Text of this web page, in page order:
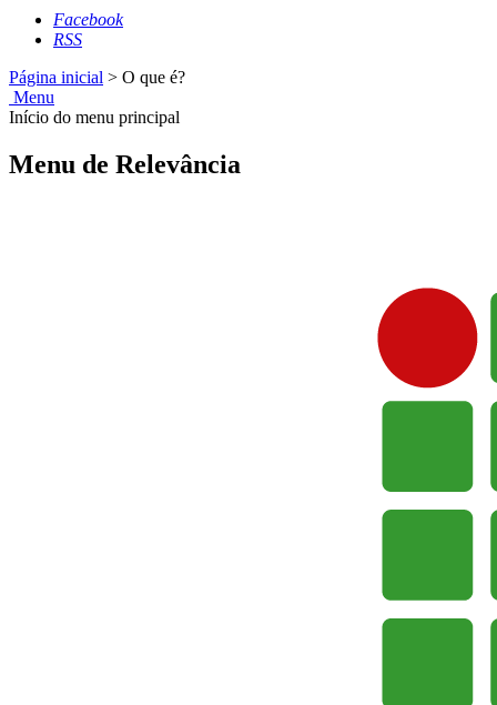
Facebook
RSS
Página inicial > O que é?
Menu
Início do menu principal
Menu de Relevância